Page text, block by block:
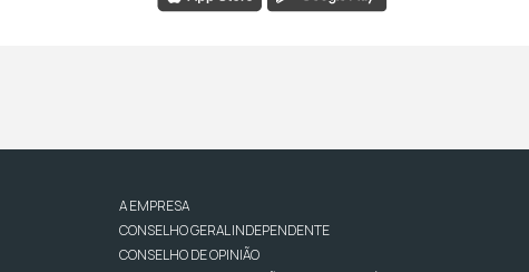
A EMPRESA
CONSELHO GERAL INDEPENDENTE
CONSELHO DE OPINIÃO